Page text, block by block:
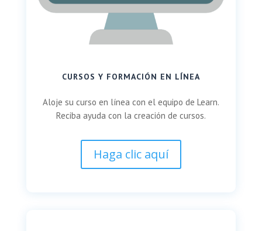
CURSOS Y FORMACIÓN EN LÍNEA
Aloje su curso en línea con el equipo de Learn.
Reciba ayuda con la creación de cursos.
Haga clic aquí